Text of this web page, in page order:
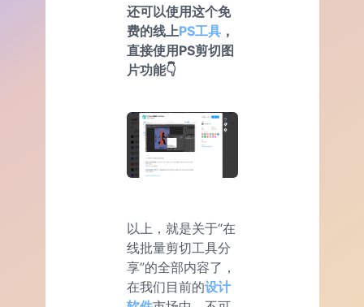
还可以使用这个免
费的线上PS工具 ，
直接使用PS剪切图
片功能👇
以上，就是关于“在
线批量剪切工具分
享”的全部内容了，
在我们目前的设计